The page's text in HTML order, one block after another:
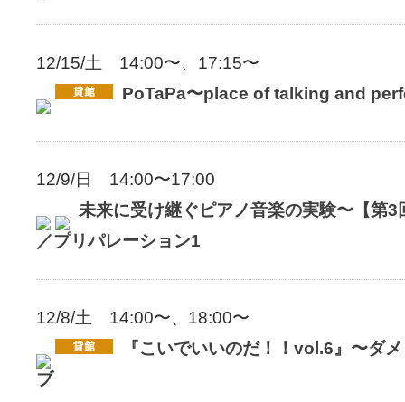
12/15/土 14:00〜、17:15〜
PoTaPa〜place of talking and
12/9/日 14:00〜17:00
未来に受け継ぐピアノ音楽の実験〜【第3
／プリパレーション1
12/8/土 14:00〜、18:00〜
『こいでいいのだ！！vol.6』〜ダ
ブ